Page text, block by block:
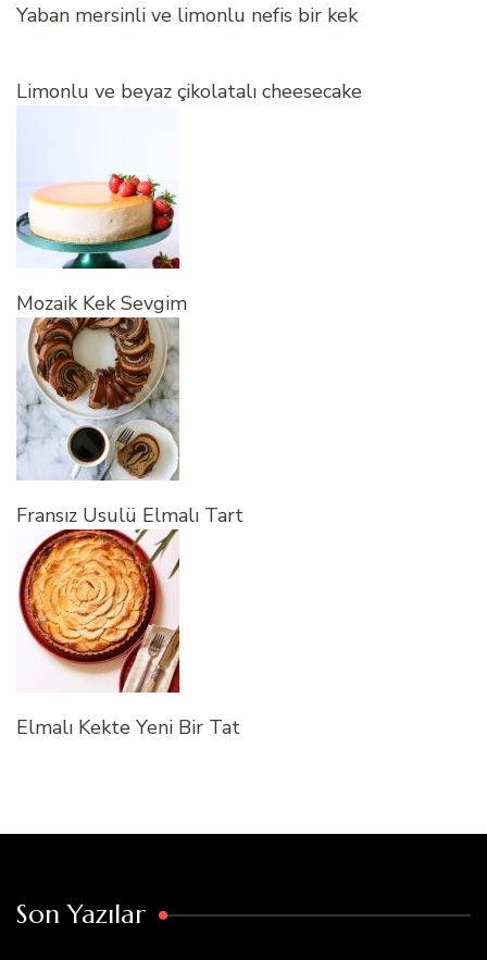
Yaban mersinli ve limonlu nefis bir kek
Limonlu ve beyaz çikolatalı cheesecake
Mozaik Kek Sevgim
Fransız Usulü Elmalı Tart
Elmalı Kekte Yeni Bir Tat
Son Yazılar